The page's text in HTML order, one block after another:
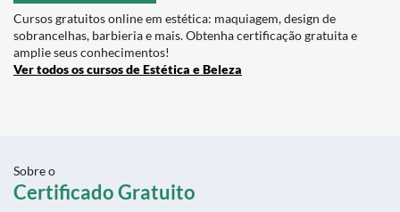
Cursos gratuitos online em estética: maquiagem, design de
sobrancelhas, barbieria e mais. Obtenha certificação gratuita e
amplie seus conhecimentos!
Ver todos os cursos de Estética e Beleza
Sobre o
Certificado Gratuito